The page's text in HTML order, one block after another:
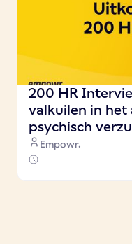
200 HR
valkuilen in het
psychisch
Empowr.